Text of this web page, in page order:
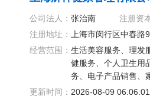
公司法人： 张治南 注册资
注册地址：
上海市闵行区中春路
经营范围： 生活美容服务、理发
健服务、个人卫生用
务、电子产品销售、
更新时间： 2026-08-09 06:06:01